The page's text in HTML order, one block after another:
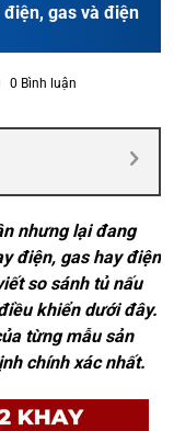
gas và điện
0 Bình luận
nhưng lại đang
điện, gas hay điện
so sánh tủ nấu
khiển dưới đây.
từng mẫu sản
chính xác nhất.